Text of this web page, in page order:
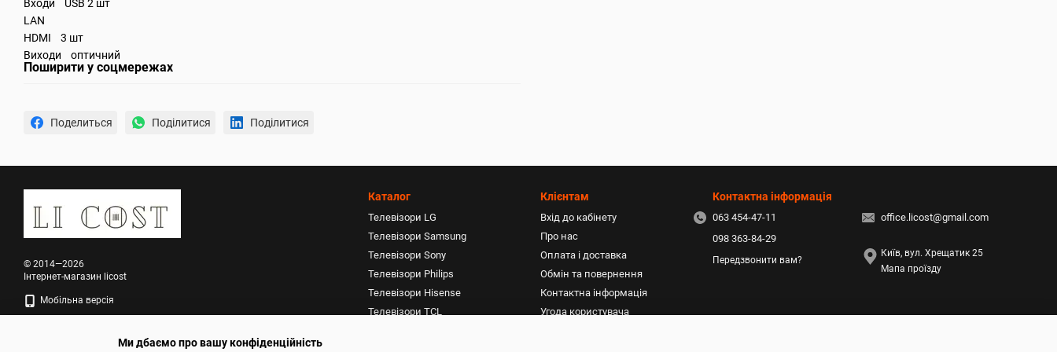
Входи USB 2 шт
LAN
HDMI 3 шт
Виходи оптичний
Поширити у соцмережах
Поделиться Поділитися Поділитися
© 2014—2026
Інтернет-магазин licost
Мобільна версія
Каталог
Телевізори LG
Телевізори Samsung
Телевізори Sony
Телевізори Philips
Телевізори Hisense
Телевізори TCL
Клієнтам
Вхід до кабінету
Про нас
Оплата і доставка
Обмін та повернення
Контактна інформація
Угода користувача
Контактна інформація
063 454-47-11
098 363-84-29
Передзвонити вам?
office.licost@gmail.com
Київ, вул. Хрещатик 25
Мапа проїзду
Ми дбаємо про вашу конфіденційність